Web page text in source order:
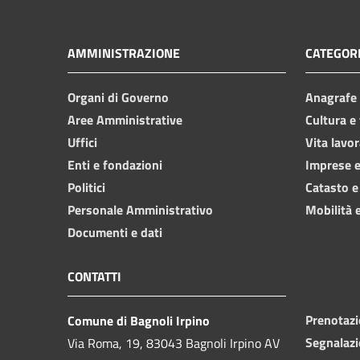
AMMINISTRAZIONE
Organi di Governo
Aree Amministrative
Uffici
Enti e fondazioni
Politici
Personale Amministrativo
Documenti e dati
Cultura
Vita
Imprese
Catasto
Mobilità
CONTATTI
Comune di Bagnoli Irpino
Via Roma, 19, 83043 Bagnoli Irpino AV